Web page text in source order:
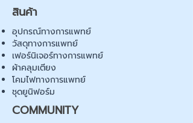
สินค้า
อุปกรณ์ทางการแพทย์
วัสดุทางการแพทย์
เฟอร์นิเจอร์ทางการแพทย์
ผ้าคลุมเตียง
โคมไฟทางการแพทย์
ชุดยูนิฟอร์ม
COMMUNITY